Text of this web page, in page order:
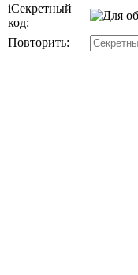
iСекретный
код:
Повторить: